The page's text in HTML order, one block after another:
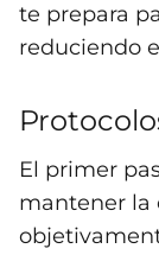
te prepara
reduciendo
El primer
mantener la